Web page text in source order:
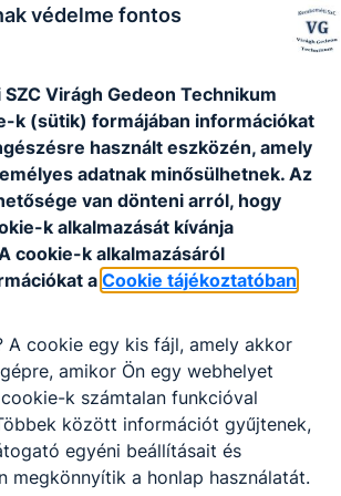
védelme fontos
Virágh Gedeon Technikum
k (sütik) formájában információkat
használt eszközén, amely
adatnak minősülhetnek. Az
van dönteni arról, hogy
k alkalmazását kívánja
cookie-k alkalmazásáról
a Cookie tájékoztatóban
A cookie egy kis fájl, amely akkor
amikor Ön egy webhelyet
k számtalan funkcióval
között információt gyűjtenek,
egyéni beállításait és
megkönnyítik a honlap használatát.